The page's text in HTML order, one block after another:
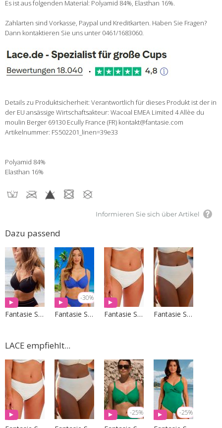
Es ist aus folgenden Material: Polyamid 84%, Elasthan 16%.
Zahlarten sind Vorkasse, Paypal und Kreditkarten. Haben Sie Fragen?
Dann kontaktieren Sie uns unter 0461/1683060.
Details zu Produktsicherheit: Verantwortlich für dieses Produkt ist der in
der EU ansässige Wirtschaftsakteur: Wacoal EMEA Limited 4 Allèe du
moulin Berger 69130 Ecully France (FR) kontakt@fantasie.com
Artikelnummer: FS502201_linen=39e33
Polyamid 84%
Elasthan 16%
Informieren Sie sich über Artikel
Dazu passend
Fantasie Swim
-30%
Fantasie Swim Fantasie Swim Fantasie Swim
LACE empfiehlt...
-25% -25%